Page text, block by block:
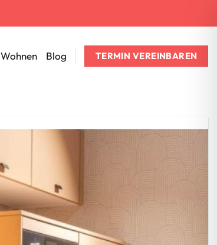
Wohnen Blog TERMIN VEREINBAREN